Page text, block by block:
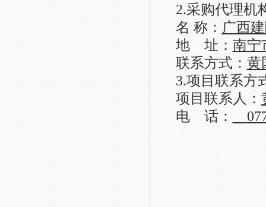
2.采购代理机
名 称： 广西
地 址： 南宁
联系方式： 黄
3.项目联系方
项目联系人：
电 话：